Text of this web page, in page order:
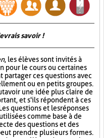
savoir !
, les élèves sont invités à
pour le cours ou certaines
partager ces questions avec
ou en petits groupes.
avoir une idée plus claire de
et s'ils répondent à ces
questions et les réponses
comme base à de
des questions et des
prendre plusieurs formes.